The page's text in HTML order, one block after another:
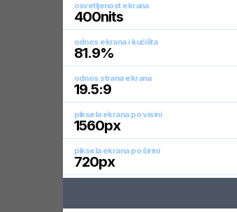
osvetljenost ekrana
400nits
odnos ekrana i kućišta
81.9%
odnos strana ekrana
19.5:9
piksela ekrana po visini
1560px
piksela ekrana po širini
720px